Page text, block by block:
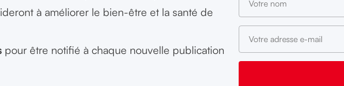
à améliorer le bien-être et la santé de
pour être notifié à chaque nouvelle publication